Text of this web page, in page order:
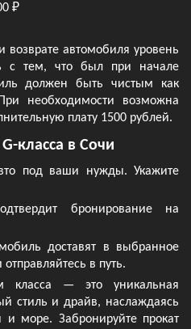
₽
автомобиля уровень
с тем, что был при начале
должен быть чистым как
необходимости возможна
плату 1500 рублей.
класса в Сочи
под ваши нужды. Укажите
бронирование на
доставят в выбранное
в путь.
класса — это уникальная
стиль и драйв, наслаждаясь
море. Забронируйте прокат